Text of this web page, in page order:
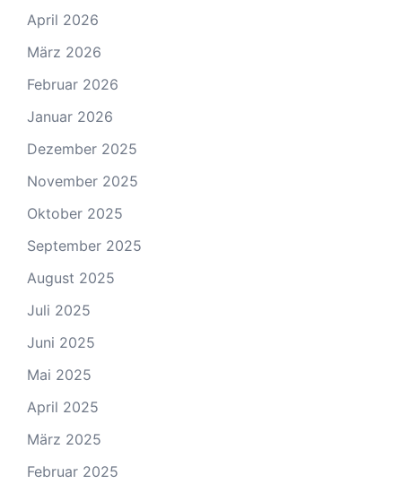
April 2026
März 2026
Februar 2026
Januar 2026
Dezember 2025
November 2025
Oktober 2025
September 2025
August 2025
Juli 2025
Juni 2025
Mai 2025
April 2025
März 2025
Februar 2025